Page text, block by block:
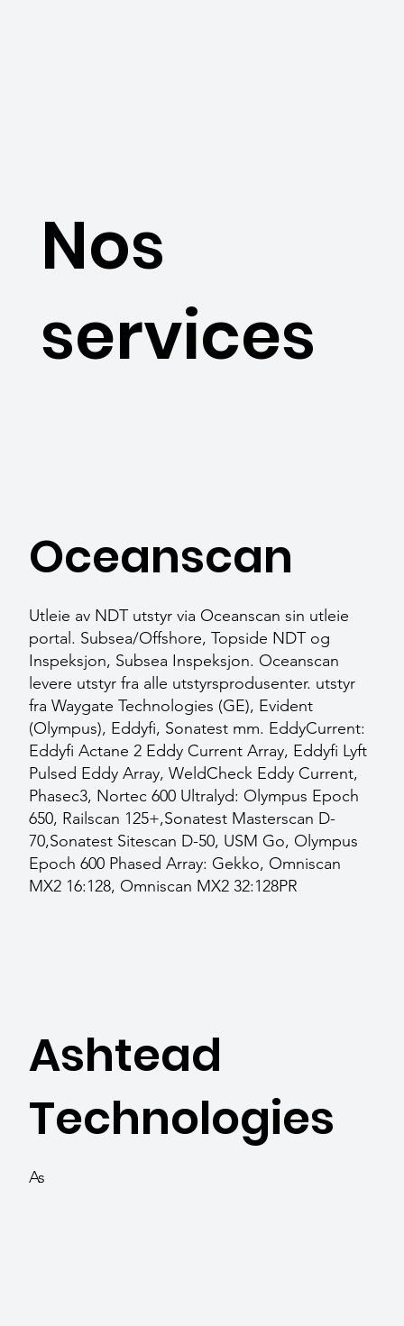
Nos
services
Oceanscan
Utleie av NDT utstyr via Oceanscan sin utleie
portal. Subsea/Offshore, Topside NDT og
Inspeksjon, Subsea Inspeksjon. Oceanscan
levere utstyr fra alle utstyrsprodusenter. utstyr
fra Waygate Technologies (GE), Evident
(Olympus), Eddyfi, Sonatest mm. EddyCurrent:
Eddyfi Actane 2 Eddy Current Array, Eddyfi Lyft
Pulsed Eddy Array, WeldCheck Eddy Current,
Phasec3, Nortec 600 Ultralyd: Olympus Epoch
650, Railscan 125+,Sonatest Masterscan D-
70,Sonatest Sitescan D-50, USM Go, Olympus
Epoch 600 Phased Array: Gekko, Omniscan
MX2 16:128, Omniscan MX2 32:128PR
Ashtead
Technologies
As